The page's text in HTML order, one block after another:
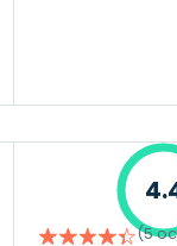
(5